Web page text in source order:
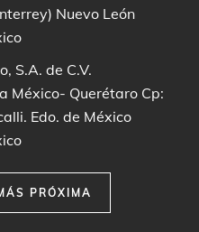
Nuevo León
S.A. de C.V.
México- Querétaro Cp:
Edo. de México
PRÓXIMA